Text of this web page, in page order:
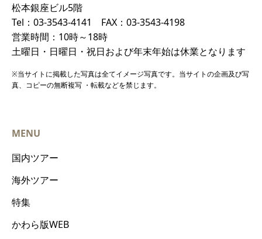
松本銀座ビル5階
Tel：03-3543-4141 FAX：03-3543-4198
営業時間：10時～18時
土曜日・日曜日・祝日および年末年始は休業となります
※当サイトに掲載した写真は全てイメージ写真です。当サイトの企画及び写
真、コピーの無断複写 ・転載などを禁じます。
MENU
国内ツアー
海外ツアー
特集
かわら版WEB